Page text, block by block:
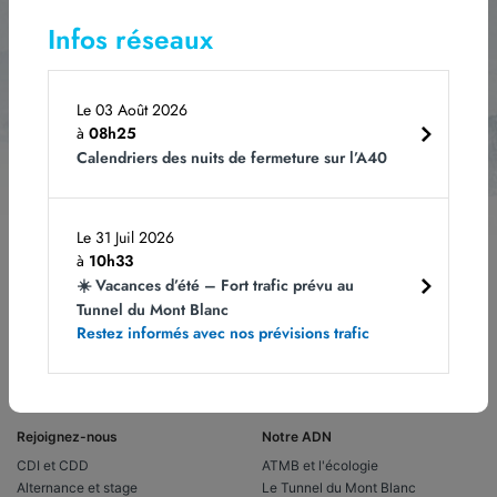
Infos réseaux
Le 03 Août 2026
à 08h25
Calendriers des nuits de fermeture sur l’A40
Le 31 Juil 2026
à 10h33
☀️ Vacances d’été – Fort trafic prévu au
Tunnel du Mont Blanc
Restez informés avec nos prévisions trafic
à notre newsletter
Les champs obligatoires sont indiqués avec *.
Vous pouvez vous désabonner à
tout moment en cliquant sur le lien dans le bas de page de nos e-mails. Pour
confidentialité.
Rejoignez-nous
CDI et CDD
Alternance et stage
Notre ADN
ATMB et l'écologie
Le Tunnel du Mont Blanc